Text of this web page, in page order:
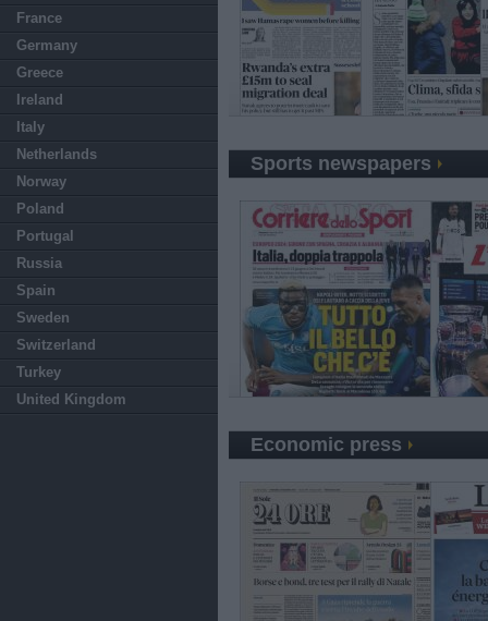
France
Germany
Greece
Ireland
Italy
Netherlands
Norway
Poland
Portugal
Russia
Spain
Sweden
Switzerland
Turkey
United Kingdom
Sports newspapers
Economic press